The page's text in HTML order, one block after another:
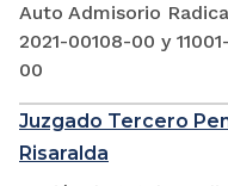
Auto Admisorio
2021-00108-00 y
00
Juzgado Tercero
Risaralda